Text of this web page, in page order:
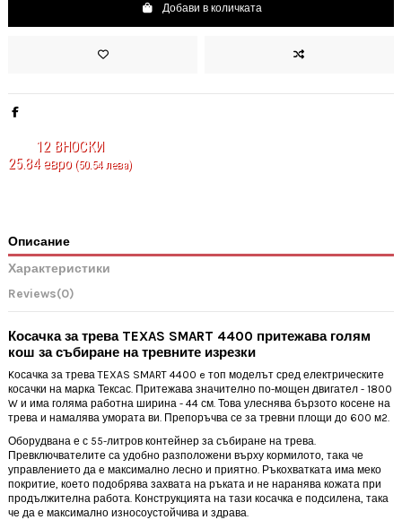
Добави в количката
12 ВНОСКИ
25.84 евро(50.54 лева)
Описание
Характеристики
Reviews(0)
Косачка за трева TEXAS SMART 4400 притежава голям
кош за събиране на тревните изрезки
Kосачка за трева TEXAS SMART 4400 e топ моделът сред електрическите
косачки на марка Тексас. Притежава значително по-мощен двигател - 1800
W и има голяма работна ширина - 44 см. Това улеснява бързото косене на
трева и намалява умората ви. Препоръчва се за тревни площи до 600 м2.
Оборудвана е с 55-литров контейнер за събиране на трева.
Превключвателите са удобно разположени върху кормилото, така че
управлението да е максимално лесно и приятно. Ръкохватката има меко
покритие, което подобрява захвата на ръката и не наранява кожата при
продължителна работа. Конструкцията на тази косачка е подсилена, така
че да е максимално износоустойчива и здрава.